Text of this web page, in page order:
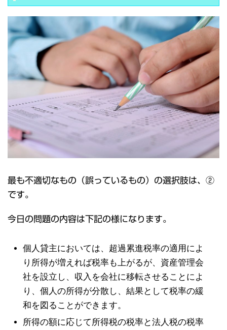
最も不適切なもの（誤っているもの）の選択肢は、②
です。
今日の問題の内容は下記の様になります。
個人貸主においては、超過累進税率の適用によ
り所得が増えれば税率も上がるが、資産管理会
社を設立し、収入を会社に移転させることによ
り、個人の所得が分散し、結果として税率の緩
和を図ることができます。
所得の額に応じて所得税の税率と法人税の税率